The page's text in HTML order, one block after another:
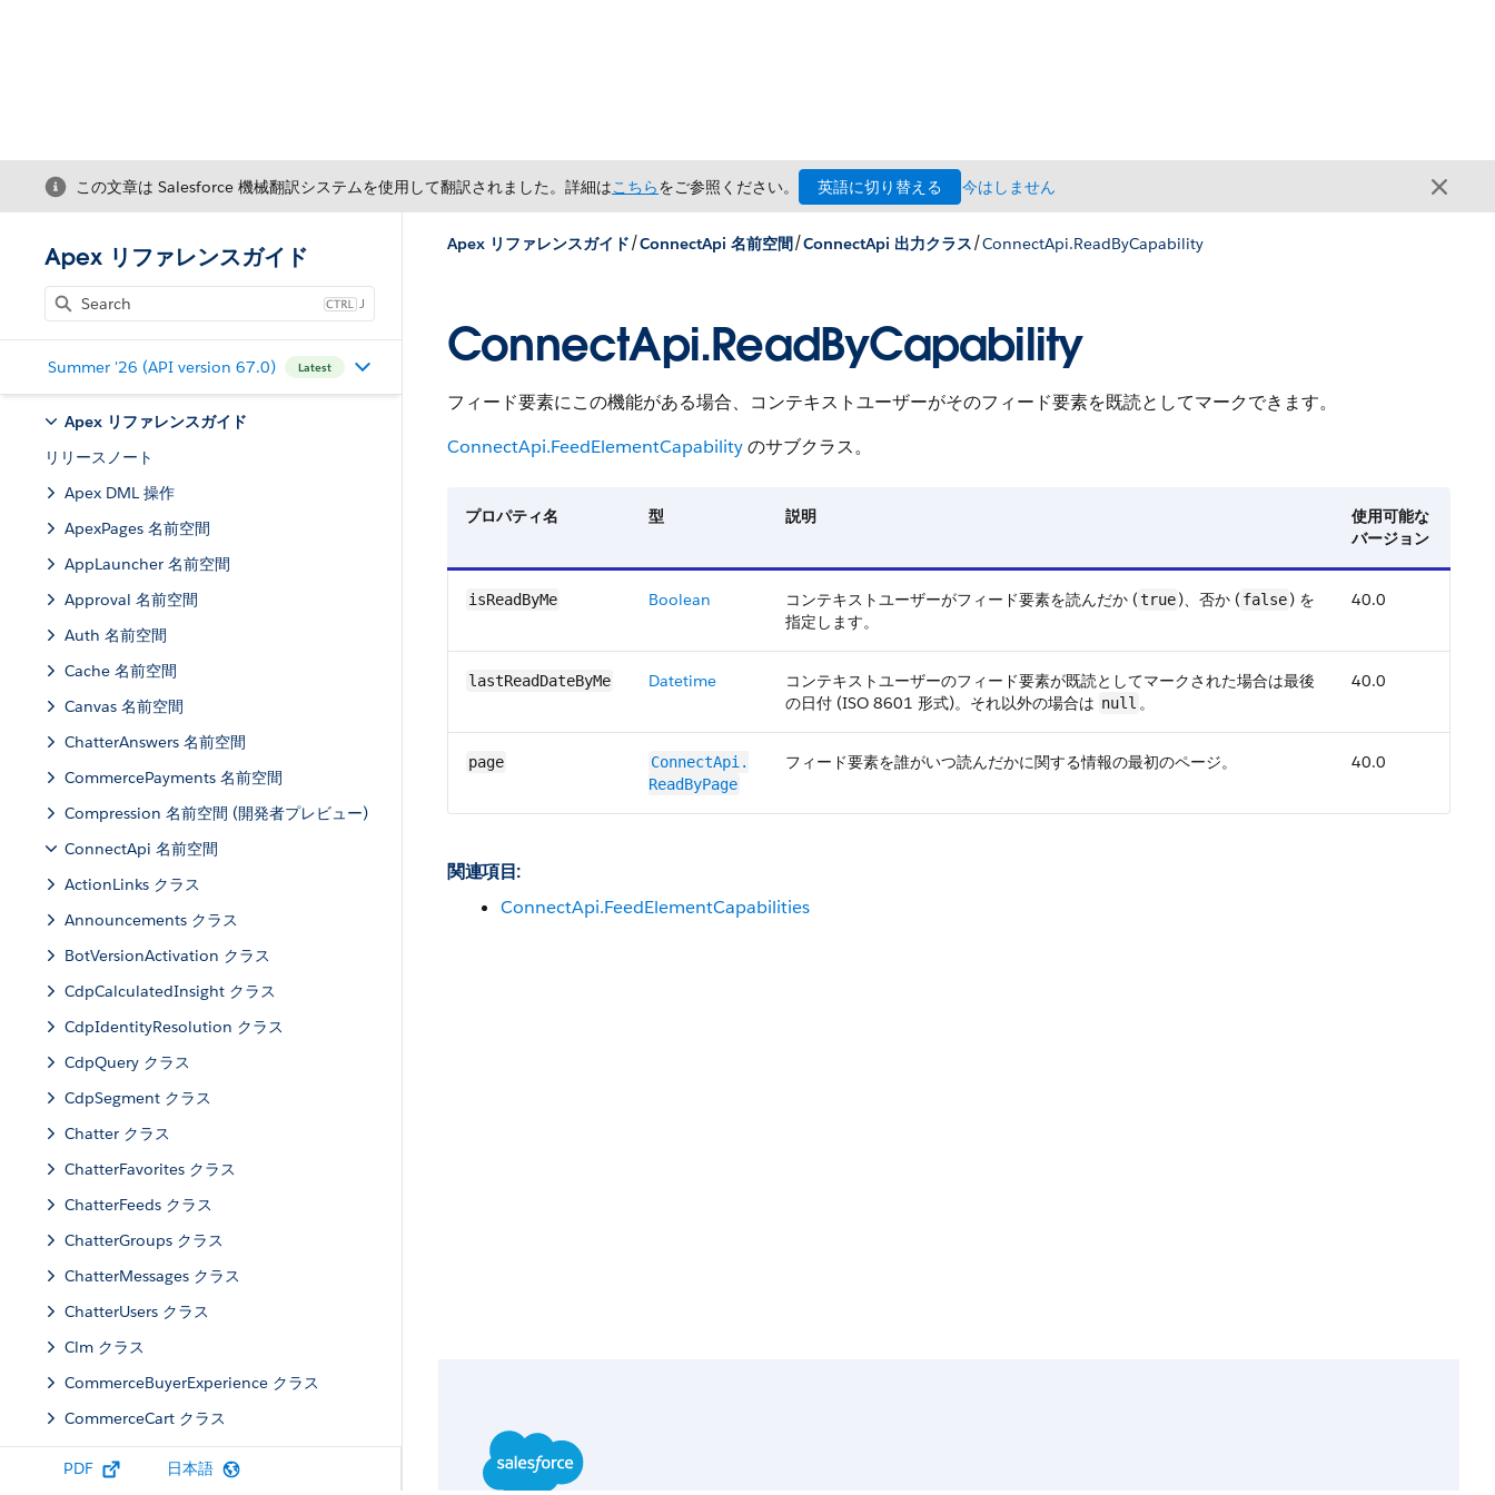
この文章は Salesforce 機械翻訳システムを使用して翻訳されました。詳細はこちらをご参照ください。 英語に切り替える 今はしません
Apex リファレンスガイド
J
Summer '26 (API version 67.0) Latest
Apex リファレンスガイド
リリースノート
Apex DML 操作
ApexPages 名前空間
AppLauncher 名前空間
Approval 名前空間
Auth 名前空間
Cache 名前空間
Canvas 名前空間
ChatterAnswers 名前空間
CommercePayments 名前空間
Compression 名前空間 (開発者プレビュー)
ConnectApi 名前空間
ActionLinks クラス
Announcements クラス
BotVersionActivation クラス
CdpCalculatedInsight クラス
CdpIdentityResolution クラス
CdpQuery クラス
CdpSegment クラス
Chatter クラス
ChatterFavorites クラス
ChatterFeeds クラス
ChatterGroups クラス
ChatterMessages クラス
ChatterUsers クラス
Clm クラス
CommerceBuyerExperience クラス
CommerceCart クラス
CommerceCatalog クラス
PDF 日本語
Apex リファレンスガイド/ConnectApi 名前空間/ConnectApi 出力クラス/ConnectApi.ReadByCapability
ConnectApi.ReadByCapability
フィード要素にこの機能がある場合、コンテキストユーザーがそのフィード要素を既読としてマークできます。
ConnectApi.FeedElementCapabilityのサブクラス。
プロパティ名 型 説明
使用可能な
バージョン
isReadByMe Boolean コンテキストユーザーがフィード要素を読んだか (true)、否か ( false) を
指定します。
40.0
lastReadDateByMe Datetime
コンテキストユーザーのフィード要素が既読としてマークされた場合は最後
の日付 (ISO 8601 形式)。それ以外の場合は null 。
40.0
page
ConnectApi.​
ReadByPage
フィード要素を誰がいつ読んだかに関する情報の最初のページ。 40.0
関連項目:
ConnectApi.FeedElementCapabilities